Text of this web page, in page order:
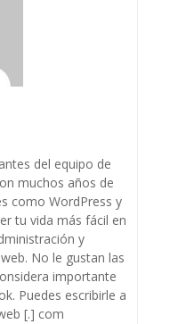
del equipo de
muchos años de
como WordPress y
tu vida más fácil en
y
No le gustan las
importante
Puedes escribirle a
[.] com